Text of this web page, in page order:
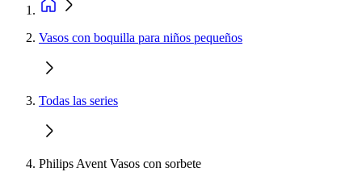
Vasos con boquilla para niños pequeños
Todas las series
Philips Avent Vasos con sorbete